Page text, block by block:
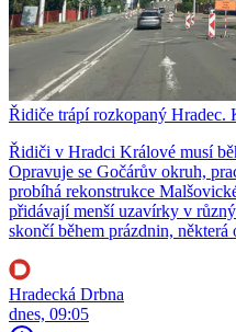
Řidiče trápí rozkopaný Hradec.
Řidiči v Hradci Králové musí
Opravuje se Gočárův okruh,
probíhá rekonstrukce
přidávají menší uzavírky v
skončí během prázdnin,
Hradecká Drbna
dnes, 09:05